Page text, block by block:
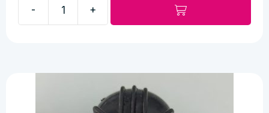
-
"M-
Gauthier"
cantidad
+